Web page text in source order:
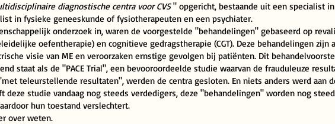
diagnostische centra voor CVS " opgericht, bestaande uit een specialist
in fysieke geneeskunde of fysiotherapeuten en een psychiater.
onderzoek in, waren de voorgestelde "behandelingen" gebaseerd op
oefentherapie) en cognitieve gedragstherapie (CGT). Deze behandelingen zijn
visie van ME en veroorzaken ernstige gevolgen bij patiënten. Dit
staat als de "PACE Trial", een bevooroordeelde studie waarvan de frauduleuze
teleurstellende resultaten", werden de centra gesloten. En niets anders werd aan
deze studie vandaag nog steeds verdedigers, deze "behandelingen" worden nog
hun toestand verslechtert.
over weten.